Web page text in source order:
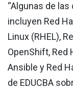
“Algunas de
incluyen Red
Linux (RHEL),
OpenShift, Red
Ansible y Red
de EDUCBA